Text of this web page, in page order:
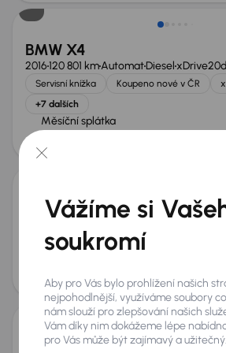
BMW X4
2016120 801 kmAutomatDiesel xDrive20d
Servisní knížka Koupeno nové v ČR
+7 dalších
Měsíční splátka
BMW X4
Servisní knížka xDrive30d
BMW X4
Vážíme si
soukromí
Aby pro Vás bylo prohlížení našich
nejpohodlnější, využíváme soubory
nám slouží pro zlepšování našich
Vám díky nim dokážeme lépe
pro Vás může být zajímavý a užitečný.